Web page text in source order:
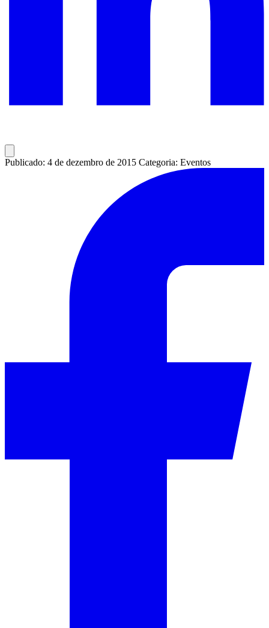
Publicado: 4 de dezembro de 2015 Categoria: Eventos